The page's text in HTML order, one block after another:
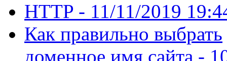
HTTP - 11/11/2019
Как правильно выбрать
доменное имя сайта -